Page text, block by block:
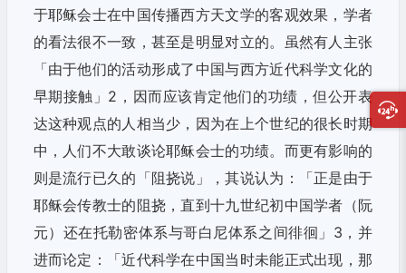
于耶稣会士在中国传播西方天文学的客观效果，学者
的看法很不一致，甚至是明显对立的。虽然有人主张
「由于他们的活动形成了中国与西方近代科学文化的
早期接触」2，因而应该肯定他们的功绩，但公开表
达这种观点的人相当少，因为在上个世纪的很长时期
中，人们不大敢谈论耶稣会士的功绩。而更有影响的
则是流行已久的「阻挠说」，其说认为：「正是由于
耶稣会传教士的阻挠，直到十九世纪初中国学者（阮
元）还在托勒密体系与哥白尼体系之间徘徊」3，并
进而论定：「近代科学在中国当时未能正式出现，那